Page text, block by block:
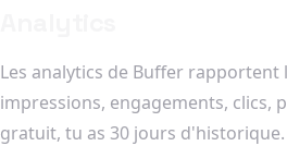
Les analytics de Buffer rapportent
impressions, engagements, clics,
gratuit, tu as 30 jours